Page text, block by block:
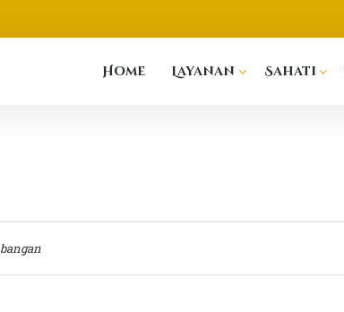
Home Layanan Sahati